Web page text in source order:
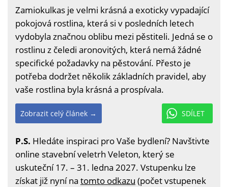
Zamiokulkas je velmi krásná a exoticky vypadající
pokojová rostlina, která si v posledních letech
vydobyla značnou oblibu mezi pěstiteli. Jedná se o
rostlinu z čeledi aronovitých, která nemá žádné
specifické požadavky na pěstování. Přesto je
potřeba dodržet několik základních pravidel, aby
vaše rostlina byla krásná a prospívala.
SDÍLET
Zobrazit celý článek →
P.S. Hledáte inspiraci pro Vaše bydlení? Navštivte
online stavební veletrh Veleton, který se
uskuteční 17. – 31. ledna 2027. Vstupenku lze
získat již nyní na tomto odkazu (počet vstupenek